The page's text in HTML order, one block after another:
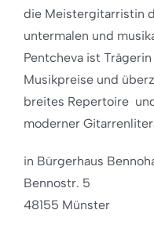
die Meistergitarristin
untermalen und
Pentcheva ist
Musikpreise und
breites Repertoire
moderner
in Bürgerhaus
Bennostr. 5
48155 Münster